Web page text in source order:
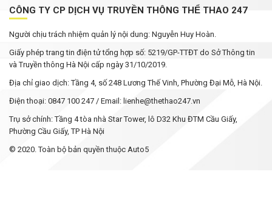
CÔNG TY CP DỊCH VỤ TRUYỀN THÔNG THỂ THAO 247
Người chịu trách nhiệm quản lý nội dung: Nguyễn Huy Hoàn.
Giấy phép trang tin điện tử tổng hợp số: 5219/GP-TTĐT do Sở Thông tin
và Truyền thông Hà Nội cấp ngày 31/10/2019.
Địa chỉ giao dịch: Tầng 4, số 248 Lương Thế Vinh, Phường Đại Mỗ, Hà Nội.
Điện thoại: 0847 100 247 / Email: lienhe@thethao247.vn
Trụ sở chính: Tầng 4 tòa nhà Star Tower, lô D32 Khu ĐTM Cầu Giấy,
Phường Cầu Giấy, TP Hà Nội
© 2020. Toàn bộ bản quyền thuộc Auto5